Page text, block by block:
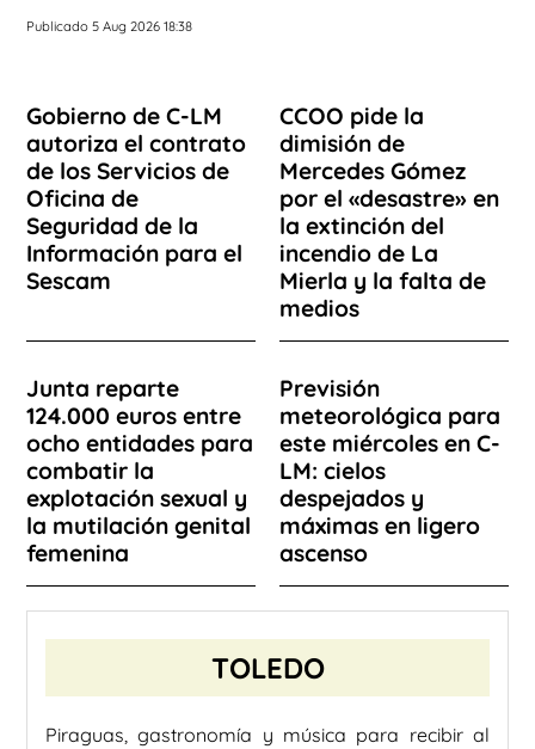
Publicado 5 Aug 2026 18:38
Gobierno de C-LM
autoriza el contrato
de los Servicios de
Oficina de
Seguridad de la
Información para el
Sescam
CCOO pide la
dimisión de
Mercedes Gómez
por el «desastre» en
la extinción del
incendio de La
Mierla y la falta de
medios
Junta reparte
124.000 euros entre
ocho entidades para
combatir la
explotación sexual y
la mutilación genital
femenina
Previsión
meteorológica para
este miércoles en C-
LM: cielos
despejados y
máximas en ligero
ascenso
TOLEDO
Piraguas, gastronomía y música para recibir al